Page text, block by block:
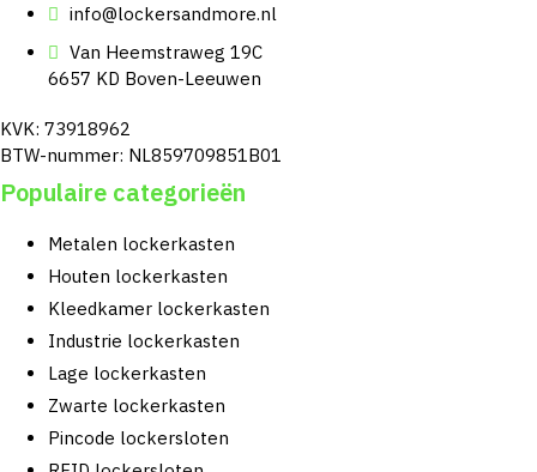
info@lockersandmore.nl
Van Heemstraweg 19C
6657 KD Boven-Leeuwen
KVK: 73918962
BTW-nummer: NL859709851B01
Populaire categorieën
Metalen lockerkasten
Houten lockerkasten
Kleedkamer lockerkasten
Industrie lockerkasten
Lage lockerkasten
Zwarte lockerkasten
Pincode lockersloten